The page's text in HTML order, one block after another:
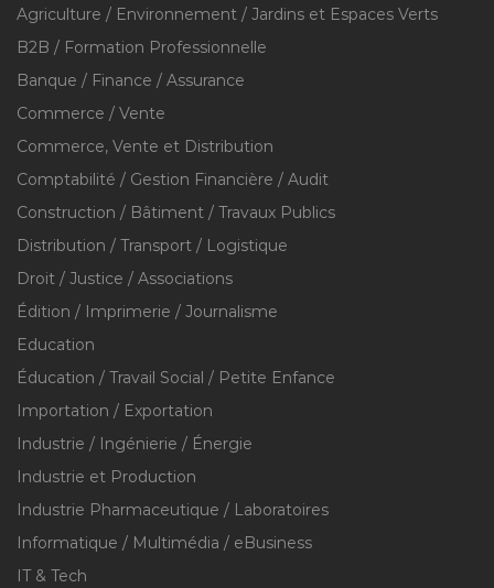
Agriculture / Environnement / Jardins et Espaces Verts
B2B / Formation Professionnelle
Banque / Finance / Assurance
Commerce / Vente
Commerce, Vente et Distribution
Comptabilité / Gestion Financière / Audit
Construction / Bâtiment / Travaux Publics
Distribution / Transport / Logistique
Droit / Justice / Associations
Édition / Imprimerie / Journalisme
Education
Éducation / Travail Social / Petite Enfance
Importation / Exportation
Industrie / Ingénierie / Énergie
Industrie et Production
Industrie Pharmaceutique / Laboratoires
Informatique / Multimédia / eBusiness
IT & Tech